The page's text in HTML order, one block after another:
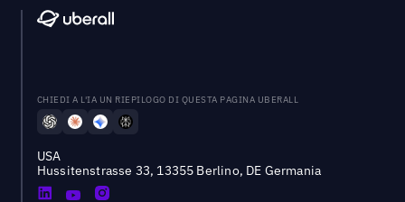
CHIEDI A L'IA UN RIEPILOGO DI QUESTA PAGINA UBERALL
USA
Hussitenstrasse 33, 13355 Berlino, DE Germania